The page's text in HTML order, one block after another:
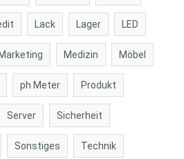
Lack Lager LED
Marketing Medizin Möbel
ph Meter Produkt
Server Sicherheit
Sonstiges Technik